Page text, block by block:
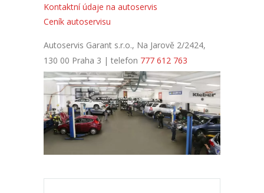
Kontaktní údaje na autoservis
Ceník autoservisu
Autoservis Garant s.r.o., Na Jarově 2/2424,
130 00 Praha 3 | telefon 777 612 763